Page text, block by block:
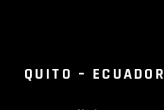
QUITO – ECUADOR